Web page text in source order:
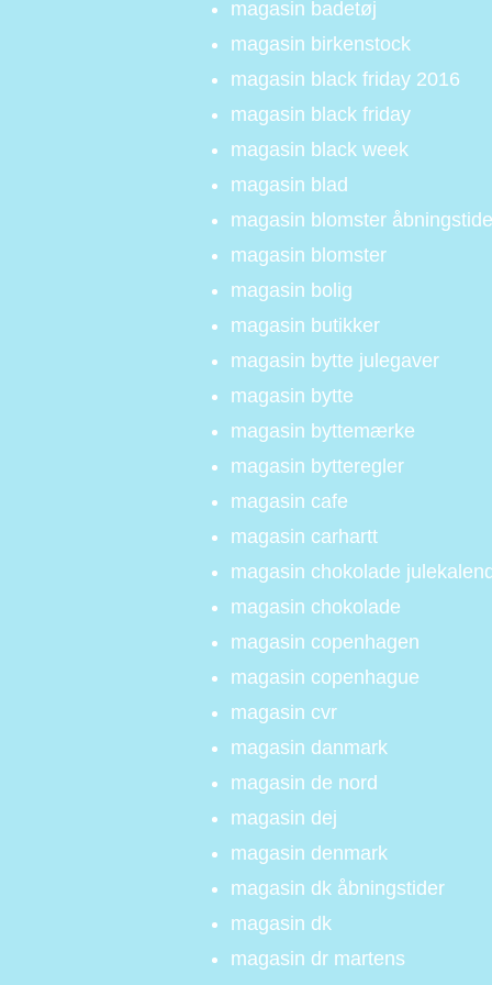
magasin badetøj
magasin birkenstock
magasin black friday 2016
magasin black friday
magasin black week
magasin blad
magasin blomster
magasin blomster
magasin bolig
magasin butikker
magasin bytte julegaver
magasin bytte
magasin byttemærke
magasin bytteregler
magasin cafe
magasin carhartt
magasin chokolade
magasin chokolade
magasin copenhagen
magasin copenhague
magasin cvr
magasin danmark
magasin de nord
magasin dej
magasin denmark
magasin dk åbningstider
magasin dk
magasin dr martens